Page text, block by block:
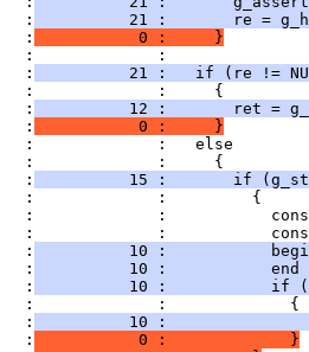
:
21 :       re =
:
           0 :     }
:             :
:
21 :   if (re !=
:             :     {
:
12 :       ret =
:
           0 :     }
:             :   else
:             :     {
:
15 :       if
:             :         {
:             :
:             :
:
10 :
:
10 :           end
:
10 :           if
:             :             {
:
10 :
:
           0 :             }